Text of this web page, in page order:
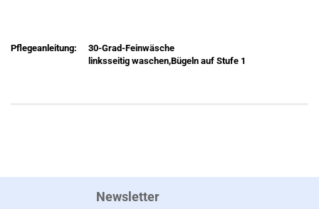
Pflegeanleitung:
30-Grad-Feinwäsche
linksseitig waschen,Bügeln auf Stufe 1
Newsletter